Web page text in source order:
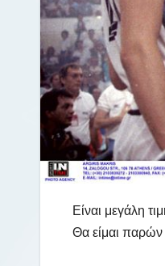
Είναι μεγάλη
Θα είμαι παρών